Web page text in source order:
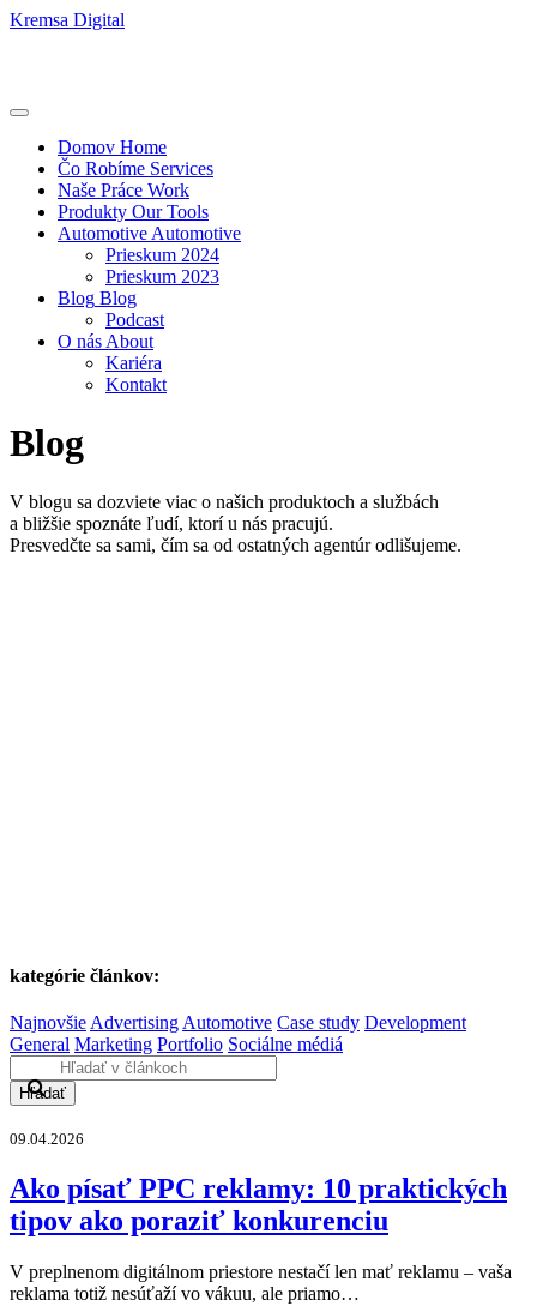
Kremsa Digital
Domov Home
Čo Robíme Services
Naše Práce Work
Produkty Our Tools
Automotive Automotive
Prieskum 2024
Prieskum 2023
Blog Blog
Podcast
O nás About
Kariéra
Kontakt
Blog
V blogu sa dozviete viac o našich produktoch a službách
a bližšie spoznáte ľudí, ktorí u nás pracujú.
Presvedčte sa sami, čím sa od ostatných agentúr odlišujeme.
kategórie článkov:
Najnovšie Advertising Automotive Case study Development
General Marketing Portfolio Sociálne médiá
Hľadať
09.04.2026
Ako písať PPC reklamy: 10 praktických
tipov ako poraziť konkurenciu
V preplnenom digitálnom priestore nestačí len mať reklamu – vaša
reklama totiž nesúťaží vo vákuu, ale priamo…